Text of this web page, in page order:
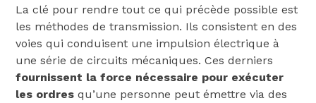
La clé pour rendre tout ce qui précède possible est
les méthodes de transmission. Ils consistent en des
voies qui conduisent une impulsion électrique à
une série de circuits mécaniques. Ces derniers
fournissent la force nécessaire pour exécuter
les ordres qu’une personne peut émettre via des